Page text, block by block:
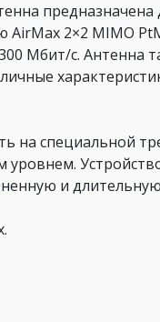
AirMax 2×2 MIMO
Мбит/с. Антенна
на специальной
и